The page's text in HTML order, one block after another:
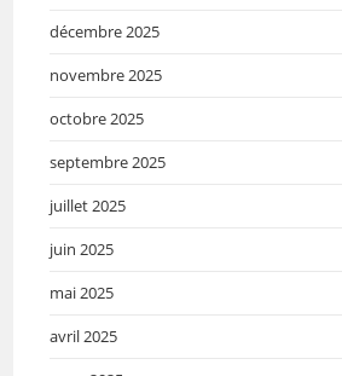
décembre 2025
novembre 2025
octobre 2025
septembre 2025
juillet 2025
juin 2025
mai 2025
avril 2025